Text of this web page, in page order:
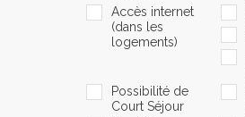
Accès internet
(dans les
logements)
Possibilité de
Court Séjour